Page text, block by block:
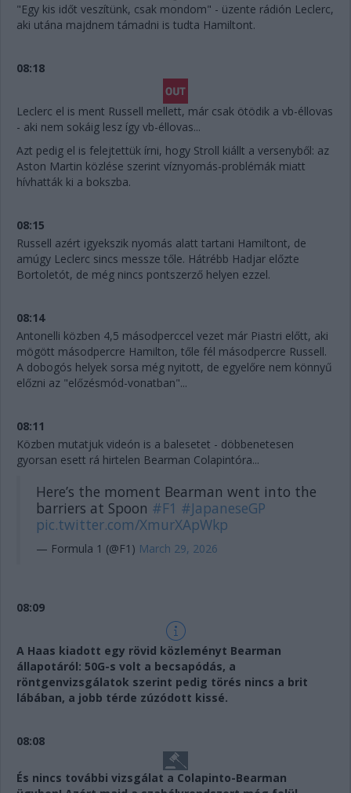
"Egy kis időt veszítünk, csak mondom" - üzente rádión Leclerc,
aki utána majdnem támadni is tudta Hamiltont.
08:18
Leclerc el is ment Russell mellett, már csak ötödik a vb-éllovas
- aki nem sokáig lesz így vb-éllovas...
Azt pedig el is felejtettük írni, hogy Stroll kiállt a versenyből: az
Aston Martin közlése szerint víznyomás-problémák miatt
hívhatták ki a bokszba.
08:15
Russell azért igyekszik nyomás alatt tartani Hamiltont, de
amúgy Leclerc sincs messze tőle. Hátrébb Hadjar előzte
Bortoletót, de még nincs pontszerző helyen ezzel.
08:14
Antonelli közben 4,5 másodperccel vezet már Piastri előtt, aki
mögött másodpercre Hamilton, tőle fél másodpercre Russell.
A dobogós helyek sorsa még nyitott, de egyelőre nem könnyű
előzni az "előzésmód-vonatban"...
08:11
Közben mutatjuk videón is a balesetet - döbbenetesen
gyorsan esett rá hirtelen Bearman Colapintóra...
Here’s the moment Bearman went into the
barriers at Spoon #F1 #JapaneseGP
pic.twitter.com/XmurXApWkp
— Formula 1 (@F1) March 29, 2026
08:09
A Haas kiadott egy rövid közleményt Bearman
állapotáról: 50G-s volt a becsapódás, a
röntgenvizsgálatok szerint pedig törés nincs a brit
lábában, a jobb térde zúzódott kissé.
08:08
És nincs további vizsgálat a Colapinto-Bearman